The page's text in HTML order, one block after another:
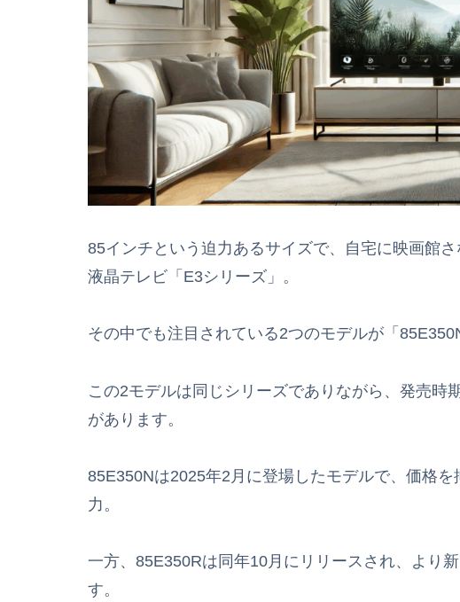
85インチという迫力あるサイズで、自宅に映画館
液晶テレビ「E3シリーズ」。
その中でも注目されている2つのモデルが「
この2モデルは同じシリーズでありながら、発売時
があります。
85E350Nは2025年2月に登場したモデルで、価格
力。
一方、85E350Rは同年10月にリリースされ、より
す。